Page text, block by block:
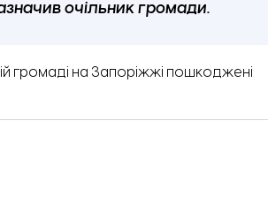
очільник громади.
громаді на Запоріжжі пошкоджені